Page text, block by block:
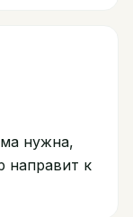
нужна,
направит к